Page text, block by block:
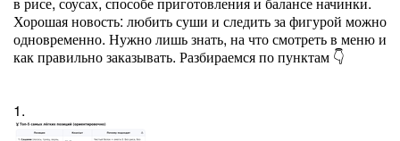
Хорошая новость: любить суши и следить за фигурой можно
одновременно. Нужно лишь знать, на что смотреть в меню и
как правильно заказывать. Разбираемся по пунктам 👇
1.